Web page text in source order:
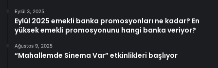
Eylül 3, 2025
Eylül 2025 emekli banka promosyonları ne kadar? En
yüksek emekli promosyonunu hangi banka veriyor?
Ağustos 9, 2025
“Mahallemde Sinema Var” etkinlikleri başlıyor